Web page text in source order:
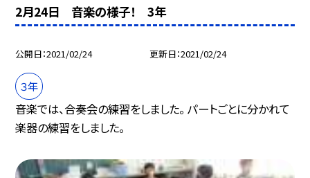
2月24日 音楽の様子！ 3年
公開日 2021/02/24 更新日 2021/02/24
３年
音楽では、合奏会の練習をしました。 パートごとに分かれて
楽器の練習をしました。